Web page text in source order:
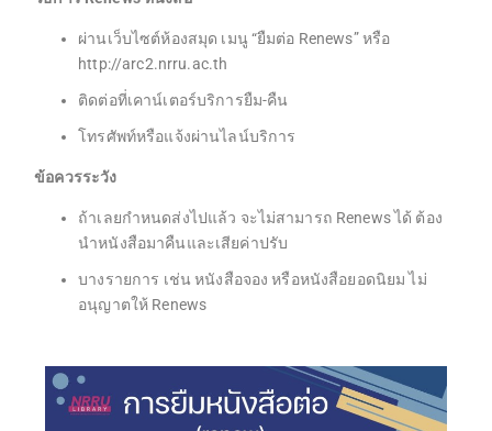
ผ่านเว็บไซต์ห้องสมุด เมนู “ยืมต่อ Renews” หรือ
http://arc2.nrru.ac.th
ติดต่อที่เคาน์เตอร์บริการยืม-คืน
โทรศัพท์หรือแจ้งผ่านไลน์บริการ
ข้อควรระวัง
ถ้าเลยกำหนดส่งไปแล้ว จะไม่สามารถ Renews ได้ ต้อง
นำหนังสือมาคืนและเสียค่าปรับ
บางรายการ เช่น หนังสือจอง หรือหนังสือยอดนิยม ไม่
อนุญาตให้ Renews